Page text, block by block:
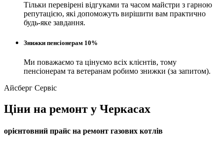
Тільки перевірені відгуками та часом майстри з гарною
репутацією, які допоможуть вирішити вам практично
будь-яке завдання.
Знижки пенсіонерам 10%
Ми поважаємо та цінуємо всіх клієнтів, тому
пенсіонерам та ветеранам робимо знижки (за запитом).
Айсберг Сервіс
Ціни на ремонт у Черкасах
орієнтовний прайс на ремонт газових котлів